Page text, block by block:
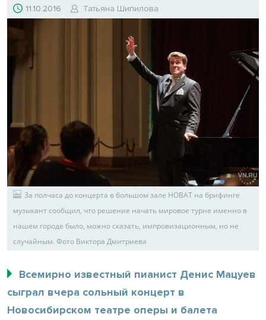
11.10.2016 Татьяна Шипилова
За полчаса до концерта в большом зале НОВАТ на брифинге
музыкант сообщил, что решение начать мировое турне именно в
нашем городе было, можно сказать, импровизационным, но не
случайным. Фото Виктора Дмитриева
Всемирно известный пианист Денис Мацуев
сыграл вчера сольный концерт в
Новосибирском театре оперы и балета